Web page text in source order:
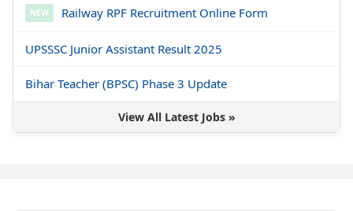
NEW Railway RPF Recruitment Online Form
UPSSSC Junior Assistant Result 2025
Bihar Teacher (BPSC) Phase 3 Update
View All Latest Jobs »